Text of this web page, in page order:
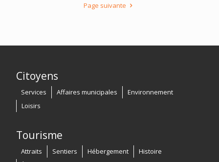
Page suivante
Citoyens
Services Affaires municipales
Environnement
Loisirs
Tourisme
Attraits Sentiers Hébergement
Histoire